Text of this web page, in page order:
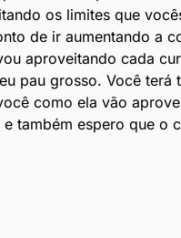
os limites que
de ir aumentando a
aproveitando cada
pau grosso. Você terá
como ela vão
também espero que o